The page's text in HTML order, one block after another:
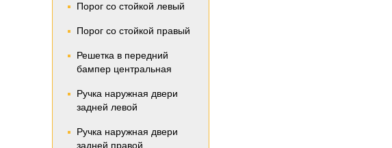
Порог со стойкой левый
Порог со стойкой правый
Решетка в передний
бампер центральная
Ручка наружная двери
задней левой
Ручка наружная двери
задней правой